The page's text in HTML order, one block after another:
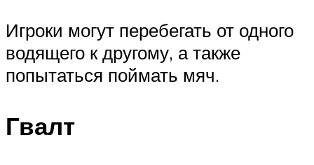
Игроки могут перебегать от одного
водящего к другому, а также
попытаться поймать мяч.
Гвалт